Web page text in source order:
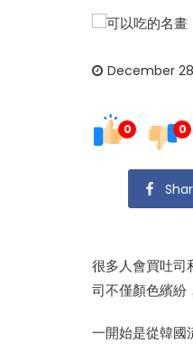
December
0 0
很多人會買吐司
司不僅顏色繽紛
一開始是從韓國